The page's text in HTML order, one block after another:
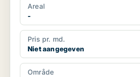
Areal
-
Pris pr. md.
Niet aangegeven
Område